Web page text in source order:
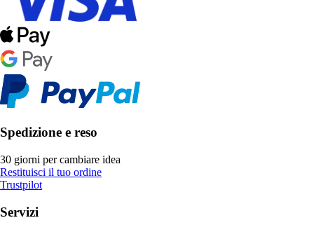
Spedizione e reso
30 giorni per cambiare idea
Restituisci il tuo ordine
Trustpilot
Servizi